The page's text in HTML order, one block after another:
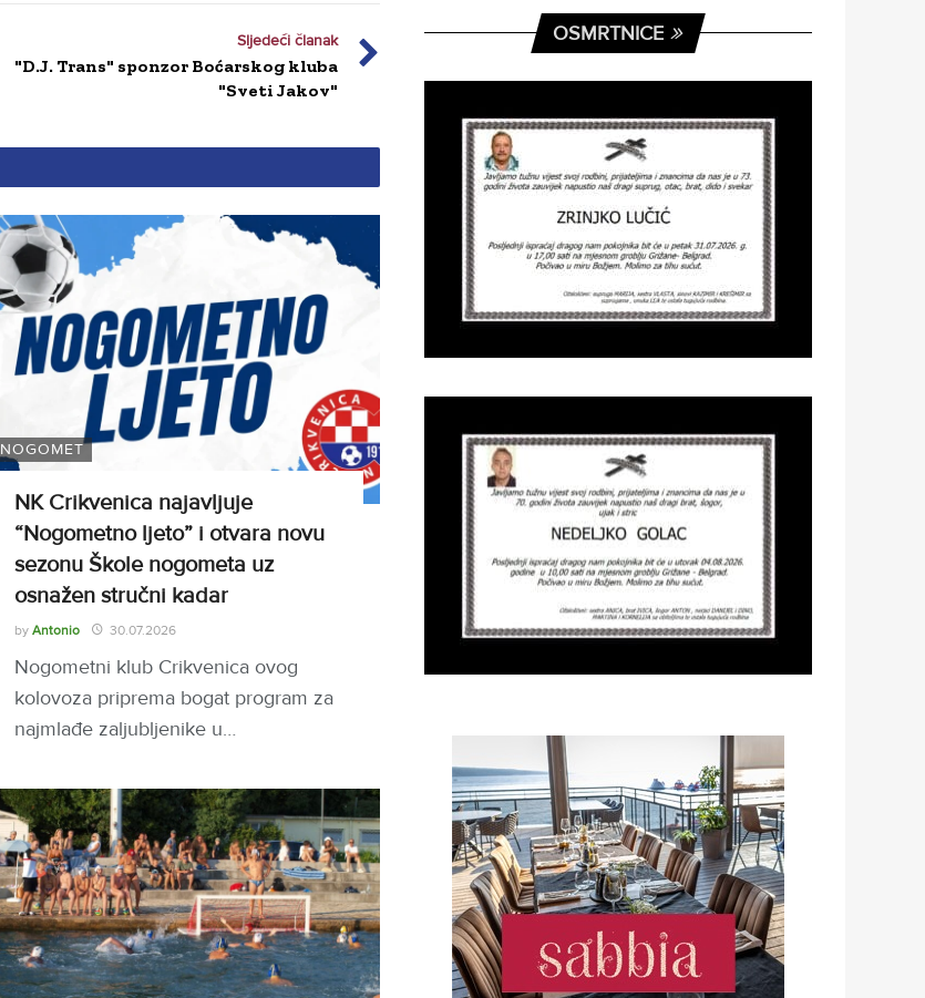
Sljedeći članak
"D.J. Trans" sponzor Boćarskog kluba
"Sveti Jakov"
NOGOMET
NK Crikvenica najavljuje
“Nogometno ljeto” i otvara novu
sezonu Škole nogometa uz
osnažen stručni kadar
by Antonio 30.07.2026
Nogometni klub Crikvenica ovog
kolovoza priprema bogat program za
najmlađe zaljubljenike u…
OSMRTNICE